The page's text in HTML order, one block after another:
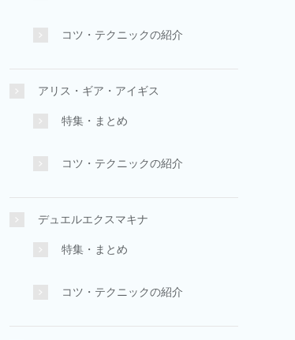
コツ・テクニックの紹介
アリス・ギア・アイギス
特集・まとめ
コツ・テクニックの紹介
デュエルエクスマキナ
特集・まとめ
コツ・テクニックの紹介